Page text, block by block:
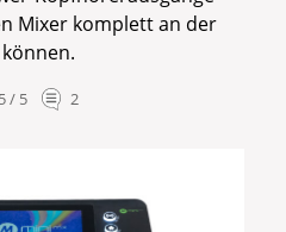
Mixer komplett an der
5 / 5 2